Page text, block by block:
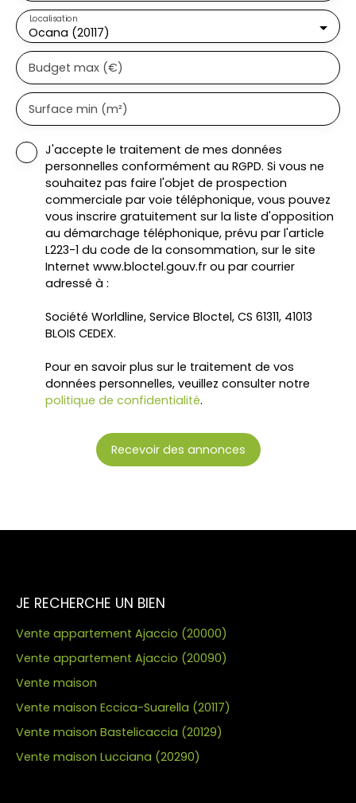
Ocana (20117)
Localisation
Budget max (€)
Surface min (m²)
J'accepte le traitement de mes données
personnelles conformément au RGPD. Si vous ne
souhaitez pas faire l'objet de prospection
commerciale par voie téléphonique, vous pouvez
vous inscrire gratuitement sur la liste d'opposition
au démarchage téléphonique, prévu par l'article
L223-1 du code de la consommation, sur le site
Internet www.bloctel.gouv.fr ou par courrier
adressé à :
Société Worldline, Service Bloctel, CS 61311, 41013
BLOIS CEDEX.
Pour en savoir plus sur le traitement de vos
données personnelles, veuillez consulter notre
politique de confidentialité.
Recevoir des annonces
JE RECHERCHE UN BIEN
Vente appartement Ajaccio (20000)
Vente appartement Ajaccio (20090)
Vente maison
Vente maison Eccica-Suarella (20117)
Vente maison Bastelicaccia (20129)
Vente maison Lucciana (20290)